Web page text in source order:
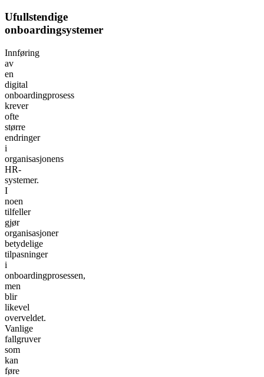
Ufullstendige
onboardingsystemer
Innføring
av
en
digital
onboardingprosess
krever
ofte
større
endringer
i
organisasjonens
HR-
systemer.
I
noen
tilfeller
gjør
organisasjoner
betydelige
tilpasninger
i
onboardingprosessen,
men
blir
likevel
overveldet.
Vanlige
fallgruver
som
kan
føre